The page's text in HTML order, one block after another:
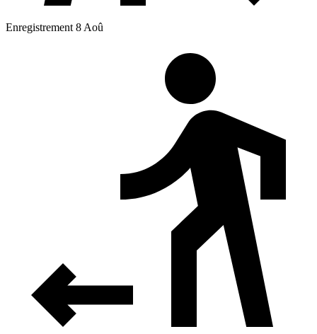
Enregistrement 8 Aoû